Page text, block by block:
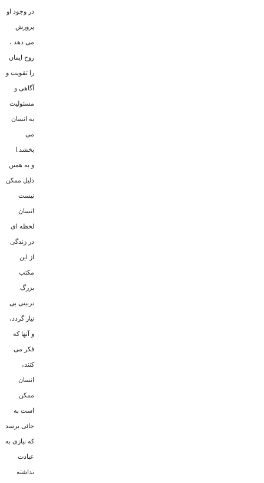
در وجود او
پرورش
مى دهد ،
روح ایمان
را تقویت و
آگاهى و
مسئولیت
به انسان
مى
بخشد.ا
و به همین
دلیل ممکن
نیست
انسان
لحظه اى
در زندگى
از این
مکتب
بزرگ
تربیتى بى
نیاز گردد،
و آنها که
فکر مى
کنند،
انسان
ممکن
است به
جائى برسد
که نیازى به
عبادت
نداشته